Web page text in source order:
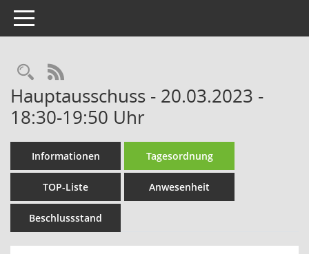
Toggle navigation
Rechercheauswahl
RSS-Feed
Hauptausschuss - 20.03.2023 -
18:30-19:50 Uhr
Informationen Tagesordnung
TOP-Liste Anwesenheit
Beschlussstand